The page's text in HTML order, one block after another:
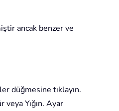
ancak benzer ve
düğmesine tıklayın.
Yığın. Ayar